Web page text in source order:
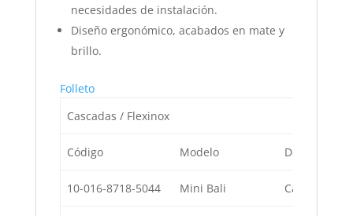
necesidades de instalación.
Diseño ergonómico, acabados en mate y
brillo.
Folleto
Cascadas / Flexinox
Código Modelo Descripción
10-016-8718-5044 Mini Bali Cascada